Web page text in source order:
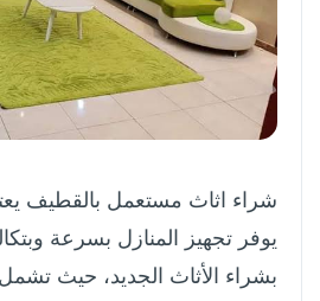
شراء اثاث مستعمل بالقطيف
يوفر تجهيز المنازل بسرعة
بشراء الأثاث الجديد، حيث